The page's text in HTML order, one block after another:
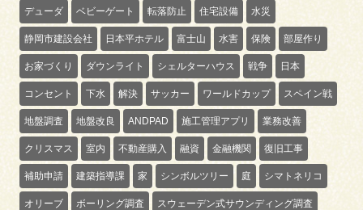
デューダ ベビーゲート 転落防止 住宅設備 水災
静岡市建設会社 日本平ホテル 富士山 水害 保険 部屋作り
お家づくり ダウンライト シェルターハウス 戦争 日本
コンセント 下水 解決 サッカー ワールドカップ スペイン戦
地盤調査 地盤改良 ANDPAD 施工管理アプリ 業務改善
クリスマス 室内 不動産購入 融資 金融機関 復旧工事
補助申請 建築指導課 家 シンボルツリー 庭 シマトネリコ
オリーブ ボーリング調査 スウェーデン式サウンディング調査